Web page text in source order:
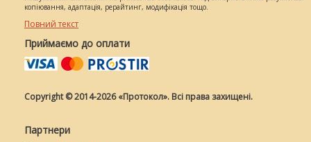
копіювання, адаптація, рерайтинг, модифікація тощо.
Повний текст
Приймаємо до оплати
Copyright © 2014-2026 «Протокол». Всі права захищені.
Партнери